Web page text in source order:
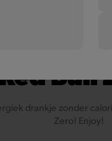
Bull
drankje zonder
Zero! Enjoy!